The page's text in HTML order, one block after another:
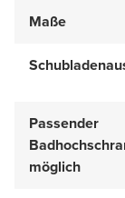
Maße
Passender
möglich